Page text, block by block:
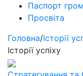
Паспорт
Просвіта
Головна/Історії
Історії успіху